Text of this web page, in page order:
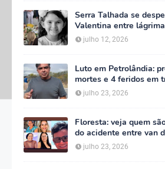
Serra Talhada se
Valentina entre
multidão que
julho 12, 2026
Luto em Petrolândia:
mortes e 4 feridos em
TFD e decreta três
julho 23, 2026
Floresta: veja quem
do acidente entre van
na PE-360
julho 23, 2026